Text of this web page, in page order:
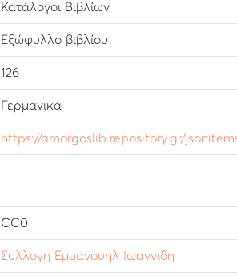
Κατάλογοι Βιβλίων
Εξώφυλλο βιβλίου
126
Γερμανικά
https://amorgoslib.repository.gr/
CC0
Συλλογη Εμμανουηλ Ιωαννιδη